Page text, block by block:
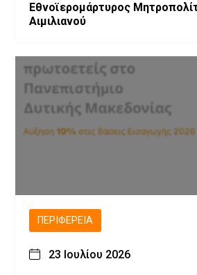
Εθνοϊερομάρτυρος
Αιμιλιανού
ΠΕΡΙΦΈΡΕΙΑ
23 Ιουλίου 2026